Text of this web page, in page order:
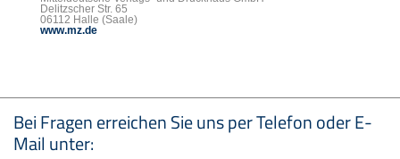
Delitzscher Str. 65
06112 Halle (Saale)
www.mz.de
Seitenfußbereich
Bei Fragen erreichen Sie uns per Telefon oder E-
Mail unter: